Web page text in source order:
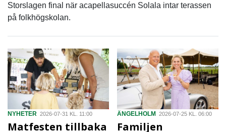
Storslagen final när acapellasuccén Solala intar terassen
på folkhögskolan.
NYHETER 2026-07-31 KL. 11:00
Matfesten tillbaka
ÄNGELHOLM 2026-07-25 KL. 06:00
Familjen